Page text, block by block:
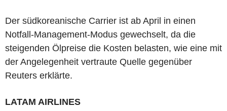
Der südkoreanische Carrier ist ab April in einen
Notfall-Management-Modus gewechselt, da die
steigenden Ölpreise die Kosten belasten, wie eine mit
der Angelegenheit vertraute Quelle gegenüber
Reuters erklärte.
LATAM AIRLINES